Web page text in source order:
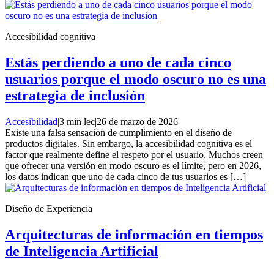
Accesibilidad cognitiva
Estás perdiendo a uno de cada cinco
usuarios porque el modo oscuro no es una
estrategia de inclusión
Accesibilidad|3 min lec|26 de marzo de 2026
Existe una falsa sensación de cumplimiento en el diseño de
productos digitales. Sin embargo, la accesibilidad cognitiva es el
factor que realmente define el respeto por el usuario. Muchos creen
que ofrecer una versión en modo oscuro es el límite, pero en 2026,
los datos indican que uno de cada cinco de tus usuarios es […]
Diseño de Experiencia
Arquitecturas de información en tiempos
de Inteligencia Artificial